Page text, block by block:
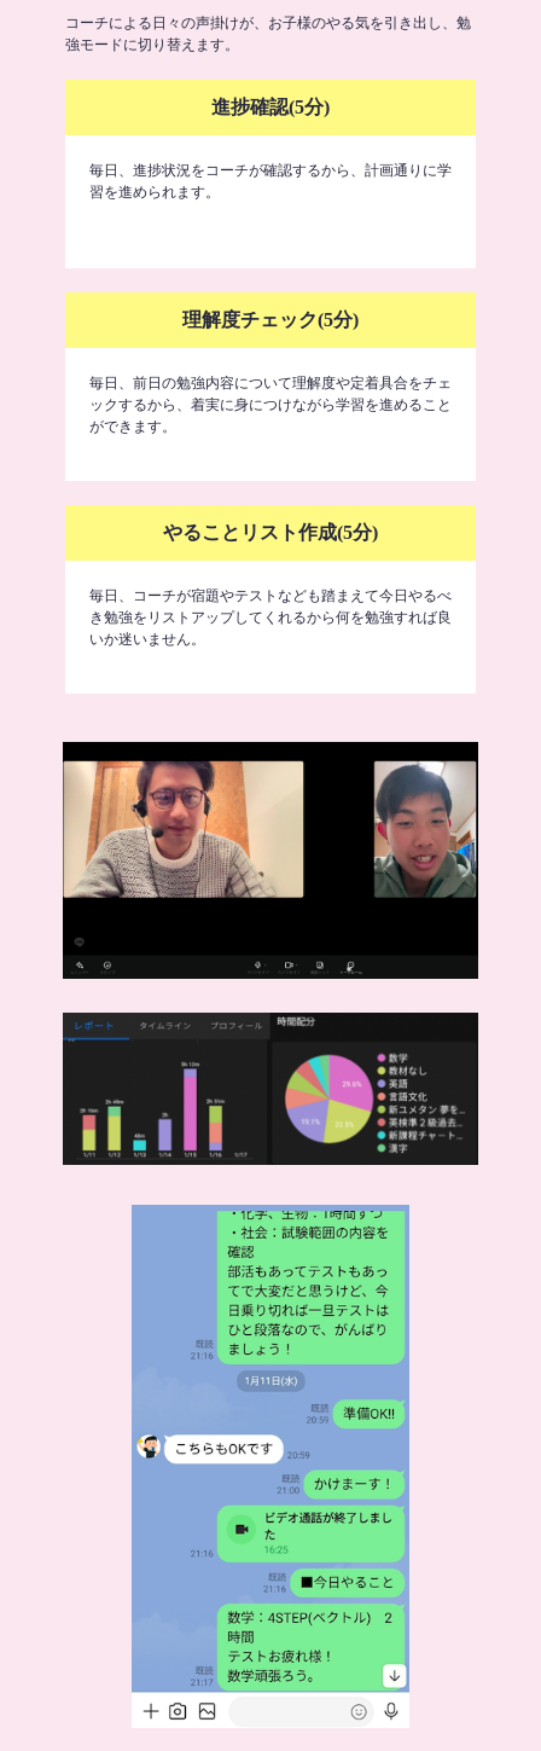
コーチによる日々の声掛けが、お子様のやる気を引き出し、勉
強モードに切り替えます。
進捗確認(5分)
毎日、進捗状況をコーチが確認するから、計画通りに学
習を進められます。
理解度チェック(5分)
毎日、前日の勉強内容について理解度や定着具合をチェ
ックするから、着実に身につけながら学習を進めること
ができます。
やることリスト作成(5分)
毎日、コーチが宿題やテストなども踏まえて今日やるべ
き勉強をリストアップしてくれるから何を勉強すれば良
いか迷いません。